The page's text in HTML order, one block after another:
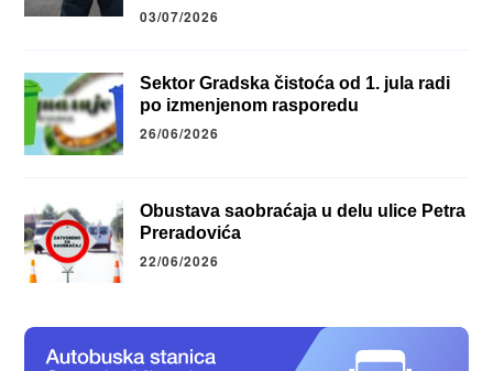
03/07/2026
Sektor Gradska čistoća od 1. jula radi
po izmenjenom rasporedu
26/06/2026
Obustava saobraćaja u delu ulice Petra
Preradovića
22/06/2026